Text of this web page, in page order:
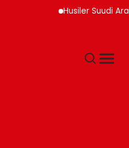
Husiler Suudi